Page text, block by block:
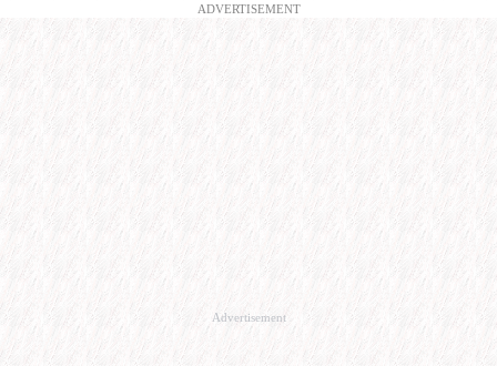
ADVERTISEMENT
Advertisement